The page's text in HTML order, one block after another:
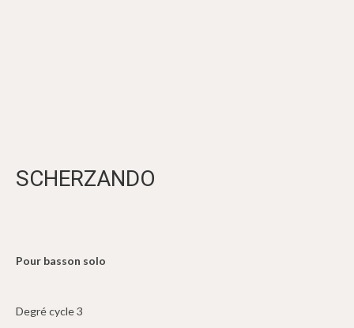
SCHERZANDO
Pour basson solo
Degré cycle 3